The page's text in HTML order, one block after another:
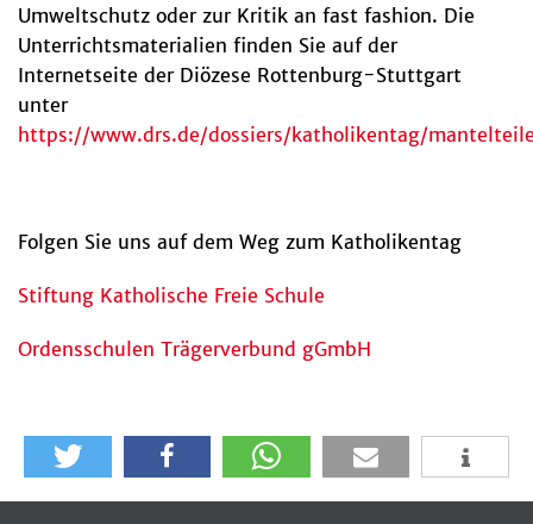
Umweltschutz oder zur Kritik an fast fashion. Die
Unterrichtsmaterialien finden Sie auf der
Internetseite der Diözese Rottenburg-Stuttgart
unter
https://www.drs.de/dossiers/katholikentag/
Folgen Sie uns auf dem Weg zum Katholikentag
Stiftung Katholische Freie Schule
Ordensschulen Trägerverbund gGmbH